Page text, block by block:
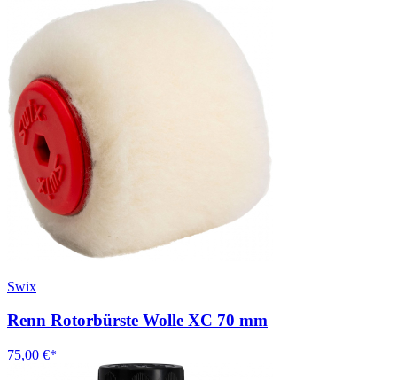
Swix
Renn Rotorbürste Wolle XC 70 mm
75,00 €*